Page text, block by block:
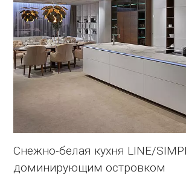
Снежно-белая кухня LINE/
доминирующим островком